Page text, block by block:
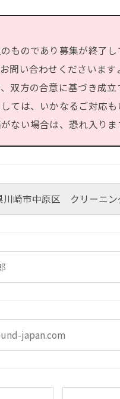
ものであり募集が終了
い合わせくださいます
双方の合意に基づき成立
ては、いかなるご対応
ない場合は、恐れ入